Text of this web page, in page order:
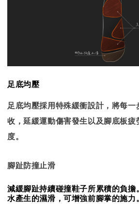
足底均壓
足底均壓採用特殊緩衝設計，將每
收，延緩運動傷害發生以及腳底板
度。
腳趾防撞止滑
減緩腳趾持續碰撞鞋子所累積的負
水產生的濕滑，可增強前腳掌的施力。